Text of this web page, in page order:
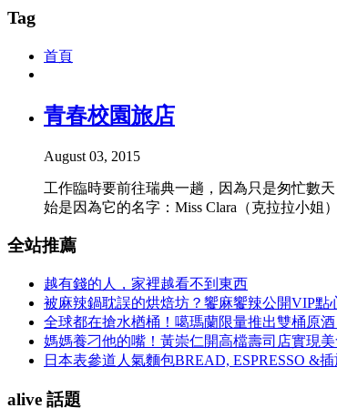
Tag
首頁
青春校園旅店
August 03, 2015
工作臨時要前往瑞典一趟，因為只是匆忙數
始是因為它的名字：Miss Clara（克拉拉小姐
全站推薦
越有錢的人，家裡越看不到東西
被麻辣鍋耽誤的烘焙坊？饗麻饗辣公開VIP
全球都在搶水楢桶！噶瑪蘭限量推出雙桶原
媽媽養刁他的嘴！黃崇仁開高檔壽司店實現
日本表參道人氣麵包BREAD, ESPRESSO &
alive 話題